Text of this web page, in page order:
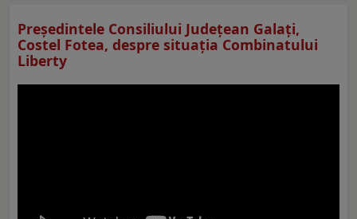
Preşedintele Consiliului Judeţean Galaţi,
Costel Fotea, despre situaţia Combinatului
Liberty